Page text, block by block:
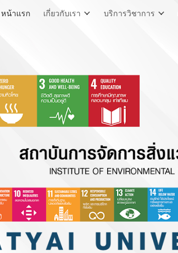
Skip to main content
หน้าแรก เกี่ยวกับเรา บริการวิชาการ